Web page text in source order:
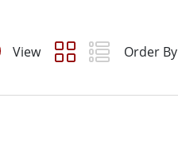
Order By
View